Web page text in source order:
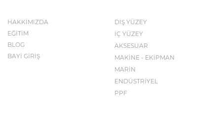
HAKKIMIZDA
EĞİTİM
BLOG
BAYİ GİRİŞ
DIŞ YÜZEY
İÇ YÜZEY
AKSESUAR
MAKİNE - EKİPMAN
MARİN
ENDÜSTRİYEL
PPF